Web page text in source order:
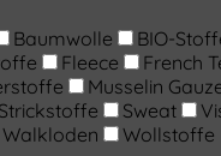
Baumwolle BIO-
Fleece French
Musselin
Strickstoffe Sweat
Walkloden
Wollstoffe